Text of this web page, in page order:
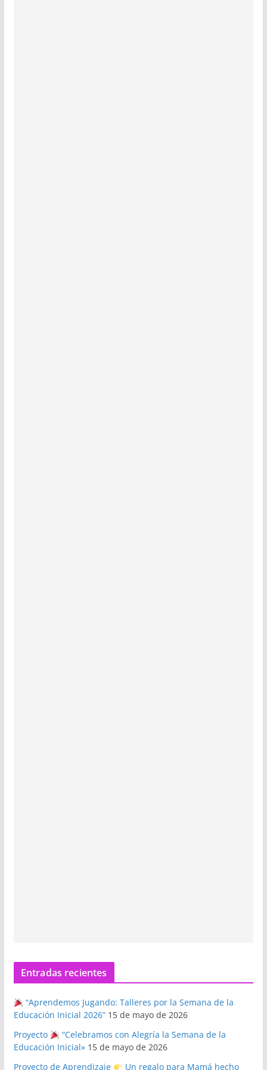
Entradas recientes
“Aprendemos Jugando: Talleres por la Semana de la
Educación Inicial 2026” 15 de mayo de 2026
Proyecto
“Celebramos con Alegría la Semana de la
Educación Inicial» 15 de mayo de 2026
Proyecto de Aprendizaje
Un regalo para Mamá hecho